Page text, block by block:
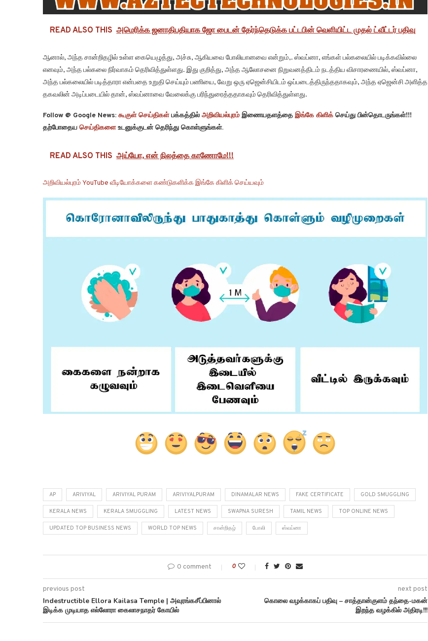
READ ALSO THIS அமெரிக்க ஜனாதிபதியாக ஜோ பைடன் தேர்ந்தெடுக்க பட்டபின் வெளியிட்ட முதல் ட்வீட்டர் பதிவு
ஆனால், அந்த சான்றிதழில் உள்ள கையெழுத்து, அச்சு, ஆகியவை போலியானவை என்றும்,. ஸ்வப்னா, எங்கள் பல்கலையில் படிக்கவில்லை
எனவும், அந்த பல்கலை நிர்வாகம் தெரிவித்துள்ளது. இது குறித்து, அந்த ஆலோசனை நிறுவனத்திடம் நடத்திய விசாரணையில், ஸ்வப்னா,
அந்த பல்கலையில் படித்தாரா என்பதை உறுதி செய்யும் பணியை, வேறு ஒரு ஏஜென்சியிடம் ஒப்படைத்திருந்ததாகவும், அந்த ஏஜென்சி அளித்த
தகவலின் அடிப்படையில் தான், ஸ்வப்னாவை வேலைக்கு பரிந்துரைத்ததாகவும் தெரிவித்துள்ளது.
Follow @ Google News: கூகுள் செய்திகள்பக்கத்தில் அறிவியல்புரம் இணையதளத்தை இங்கே கிளிக் செய்து பின்தொடருங்கள்!!!
தற்போதைய செய்திகளைஉடனுக்குடன் தெரிந்து கொள்ளுங்கள்.
READ ALSO THIS அய்யோ, என் நிலத்தை காணோமே!!!
அறிவியல்புரம் YouTube வீடியோக்களை கண்டுகளிக்க இங்கே கிளிக் செய்யவும்
AP ARIVIYAL ARIVIYAL PURAM ARIVIYALPURAM DINAMALAR NEWS FAKE CERTIFICATE GOLD SMUGGLING
KERALA NEWS KERALA SMUGGLING LATEST NEWS SWAPNA SURESH TAMIL NEWS TOP ONLINE NEWS
UPDATED TOP BUSINESS NEWS WORLD TOP NEWS சான்றிதழ் போலி ஸ்வப்னா
0 comment 0
previous post
Indestructible Ellora Kailasa Temple | அவுரங்கசீப்பினால்
இடிக்க முடியாத எல்லோரா கைலாசநாதர் கோயில்
next post
கொலை வழக்காகப் பதிவு – சாத்தான்குளம் தந்தை-மகன்
இறந்த வழக்கில் அதிரடி!!!